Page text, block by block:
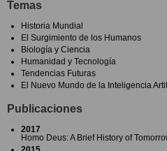
Temas
Historia Mundial
El Surgimiento de los Humanos
Biología y Ciencia
Humanidad y Tecnología
Tendencias Futuras
El Nuevo Mundo de la Inteligencia
Publicaciones
2017
Homo Deus: A Brief History of